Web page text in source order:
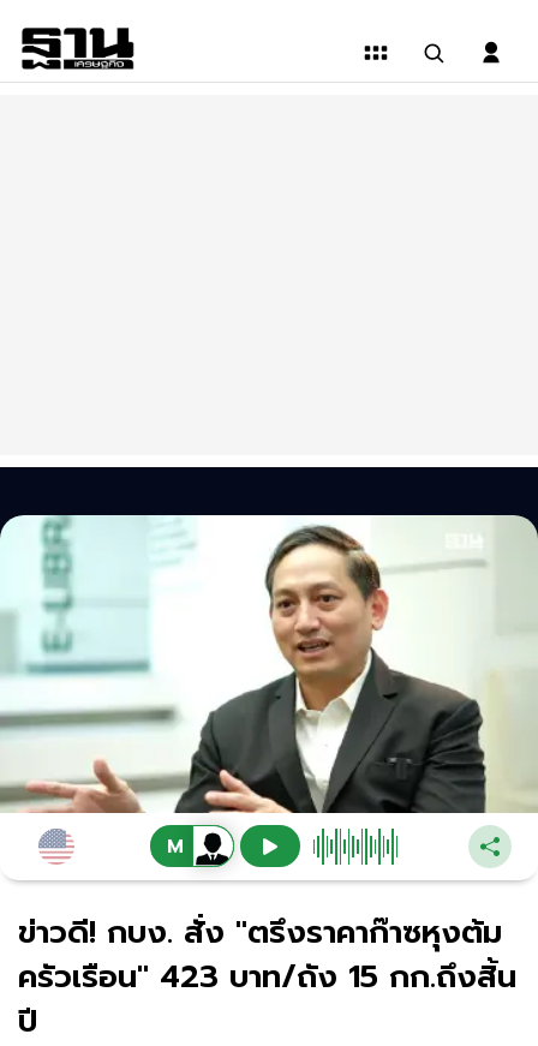
ข่าวดี! กบง. สั่ง "ตรึงราคาก๊าซหุงต้ม
ครัวเรือน" 423 บาท/ถัง 15 กก.ถึงสิ้น
ปี